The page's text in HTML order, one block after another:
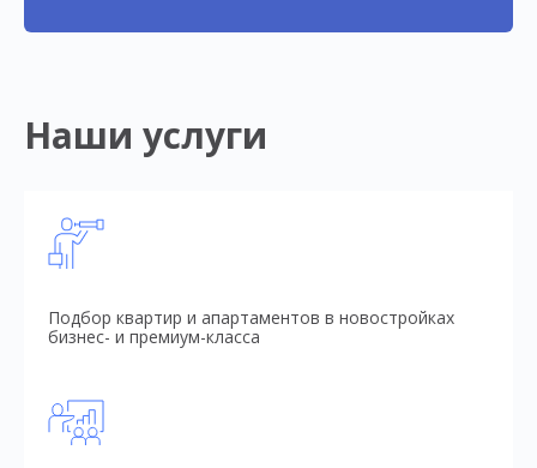
Наши услуги
Подбор квартир и апартаментов в новостройках
бизнес- и премиум-класса